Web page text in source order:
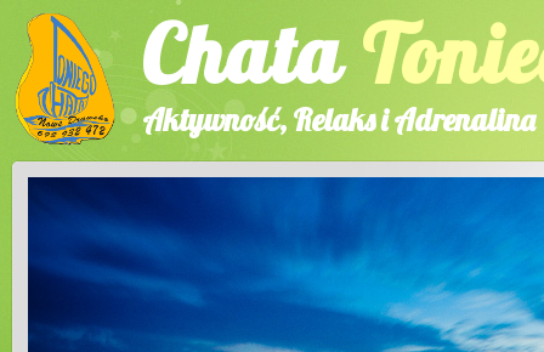
Chata
Aktywność, Relaks i Adrenalina